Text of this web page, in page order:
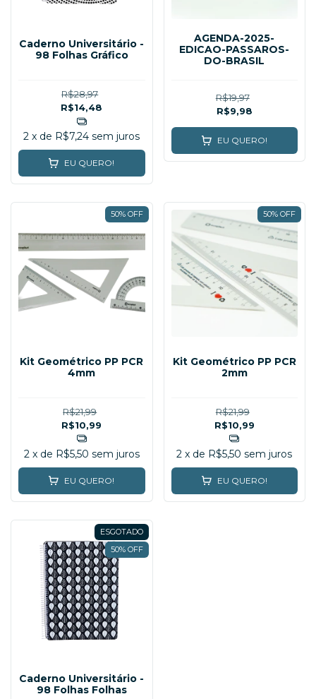
Caderno Universitário -
98 Folhas Gráfico
R$28,97
R$14,48
2 x de R$7,24 sem juros
EU QUERO!
AGENDA-2025-
EDICAO-PASSAROS-
DO-BRASIL
R$19,97
R$9,98
EU QUERO!
50% OFF
Kit Geométrico PP PCR
4mm
R$21,99
R$10,99
2 x de R$5,50 sem juros
EU QUERO!
50% OFF
Kit Geométrico PP PCR
2mm
R$21,99
R$10,99
2 x de R$5,50 sem juros
EU QUERO!
ESGOTADO
50% OFF
Caderno Universitário -
98 Folhas Folhas